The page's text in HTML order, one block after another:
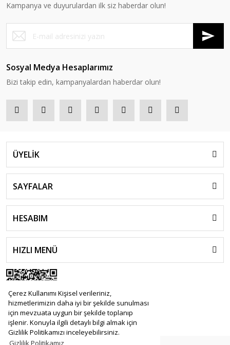
Çerez Kullanımı Kişisel verileriniz,
hizmetlerimizin daha iyi bir şekilde sunulması
için mevzuata uygun bir şekilde toplanıp
işlenir. Konuyla ilgili detaylı bilgi almak için
Gizlilik Politikamızı inceleyebilirsiniz.
Kampanya ve duyurulardan ilk siz haberdar olun!
Sosyal Medya Hesaplarımız
Bizi takip edin, kampanyalardan haberdar olun!
ÜYELİK
SAYFALAR
HESABIM
HIZLI MENÜ